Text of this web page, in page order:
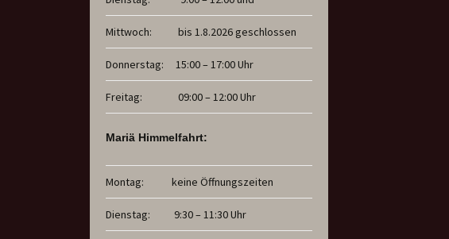
Mittwoch: bis 1.8.2026 geschlossen
Donnerstag: 15:00 – 17:00 Uhr
Freitag: 09:00 – 12:00 Uhr
Mariä Himmelfahrt:
Montag: keine Öffnungszeiten
Dienstag: 9:30 – 11:30 Uhr